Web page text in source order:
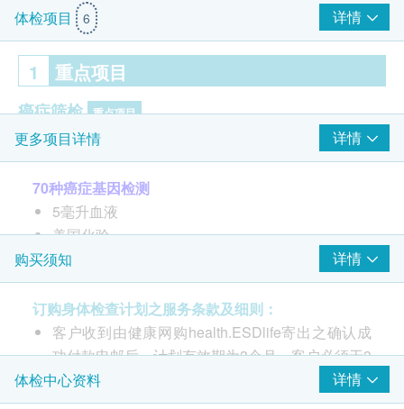
体检项目 6 详情
1 重点项目
癌症筛检 重点项目
乳房和妇科（乳房，卵巢，子宫）
2 基本项目
癌症筛检
脑/神经系统
胃肠道（大肠，胃，胰腺）
内分泌（甲状腺，副神经节瘤/嗜铬细胞瘤，甲状旁腺，
垂体）
更多项目详情 详情
70种癌症基因检测
5毫升血液
美国化验
约3至4星期报告
如果呈阳性结果，将会免费转介专科医生咨询服务
一次!
分析了主要器官系统中与遗传性癌症相关的70个基
因，包括：
乳房和妇科（乳房，卵巢，子宫）
购买须知 详情
订购身体检查计划之服务条款及细则：
客户收到由健康网购health.ESDlife寄出之确认成
功付款电邮后，计划有效期为3个月，客户必须于3
个月内(由确认付款日期起计)接受有关测试，逾期
作废。
体检中心资料
详情